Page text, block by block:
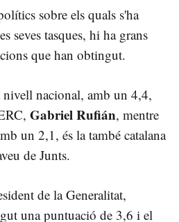
sobre els quals s'ha
seves tasques, hi ha grans
que han obtingut.
nacional, amb un 4,4,
Gabriel Rufián, mentre
un 2,1, és la també catalana
de Junts.
de la Generalitat,
una puntuació de 3,6 i el